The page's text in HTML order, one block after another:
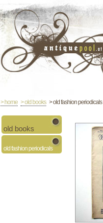
> home > old books> old fashion periodicals
old books
old fashion periodicals